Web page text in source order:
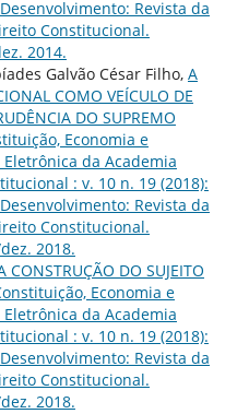
Revista da
Constitucional.
2014.
Galvão César Filho, A
COMO VEÍCULO DE
DO SUPREMO
Economia e
da Academia
: v. 10 n. 19 (2018):
Revista da
Constitucional.
2018.
CONSTRUÇÃO DO SUJEITO
Economia e
da Academia
: v. 10 n. 19 (2018):
Revista da
Constitucional.
2018.